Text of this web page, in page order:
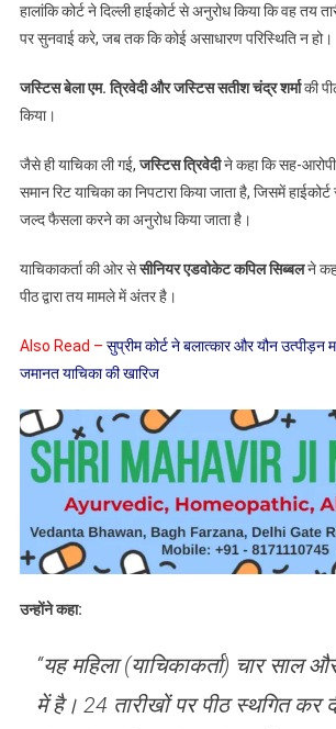
हालांकि कोर्ट ने दिल्ली हाईकोर्ट से अनुरोध किया कि वह तय
पर सुनवाई करे, जब तक कि कोई असाधारण परिस्थिति न हो।
जस्टिस बेला एम. त्रिवेदी और जस्टिस सतीश चंद्र शर्माकी
किया।
जैसे ही याचिका ली गई,जस्टिस त्रिवेदीने कहा कि सह-आरोपी
समान रिट याचिका का निपटारा किया जाता है, जिसमें
जल्द फैसला करने का अनुरोध किया जाता है।
याचिकाकर्ता की ओर सेसीनियर एडवोकेट कपिल सिब्बलने
पीठ द्वारा तय मामले में अंतर है।
Also Read – सुप्रीम कोर्ट ने बलात्कार और यौन उत्पीड़न
जमानत याचिका की खारिज
उन्होंने कहा:
“यह महिला (याचिकाकर्ता) चार साल
में है। 24 तारीखों पर पीठ स्थगित कर